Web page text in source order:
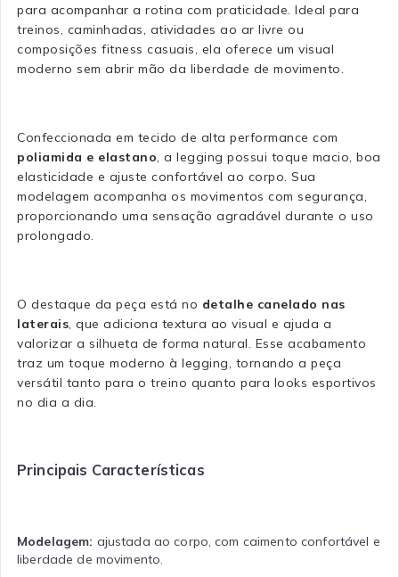
para acompanhar a rotina com praticidade. Ideal para
treinos, caminhadas, atividades ao ar livre ou
composições fitness casuais, ela oferece um visual
moderno sem abrir mão da liberdade de movimento.
Confeccionada em tecido de alta performance com
poliamida e elastano , a legging possui toque macio, boa
elasticidade e ajuste confortável ao corpo. Sua
modelagem acompanha os movimentos com segurança,
proporcionando uma sensação agradável durante o uso
prolongado.
O destaque da peça está no detalhe canelado nas
laterais , que adiciona textura ao visual e ajuda a
valorizar a silhueta de forma natural. Esse acabamento
traz um toque moderno à legging, tornando a peça
versátil tanto para o treino quanto para looks esportivos
no dia a dia.
Principais Características
Modelagem: ajustada ao corpo, com caimento confortável e
liberdade de movimento.